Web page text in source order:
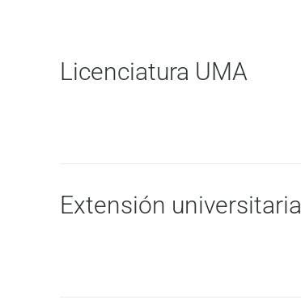
Licenciatura UMA
Extensión universitaria